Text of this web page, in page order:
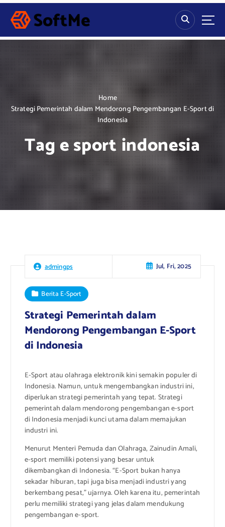
S
p
Home
Strategi Pemerintah dalam Mendorong Pengembangan E-Sport di
Indonesia
Tag e sport indonesia
admingps Jul, Fri, 2025
Berita E-Sport
Strategi Pemerintah dalam
Mendorong Pengembangan E-Sport
di Indonesia
E-Sport atau olahraga elektronik kini semakin populer di
Indonesia. Namun, untuk mengembangkan industri ini,
diperlukan strategi pemerintah yang tepat. Strategi
pemerintah dalam mendorong pengembangan e-sport
di Indonesia menjadi kunci utama dalam memajukan
industri ini.
Menurut Menteri Pemuda dan Olahraga, Zainudin Amali,
e-sport memiliki potensi yang besar untuk
dikembangkan di Indonesia. “E-Sport bukan hanya
sekadar hiburan, tapi juga bisa menjadi industri yang
berkembang pesat,” ujarnya. Oleh karena itu, pemerintah
perlu memiliki strategi yang jelas dalam mendukung
pengembangan e-sport.